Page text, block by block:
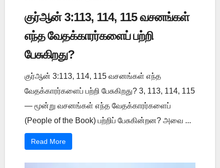
குர்ஆன் 3:113, 114, 115 வசனங்கள்
எந்த வேதக்காரர்களைப் பற்றி
பேசுகிறது?
குர்ஆன் 3:113, 114, 115 வசனங்கள் எந்த
வேதக்காரர்களைப் பற்றி பேசுகிறது? 3, 113, 114, 115
— மூன்று வசனங்கள் எந்த வேதக்காரர்களைப்
(People of the Book) பற்றிப் பேசுகின்றன? அவை ...
Read More